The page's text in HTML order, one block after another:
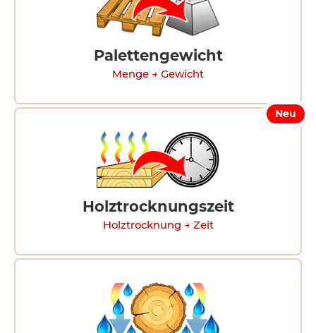
Palettengewicht
Menge → Gewicht
Neu
Holztrocknungszeit
Holztrocknung → Zeit